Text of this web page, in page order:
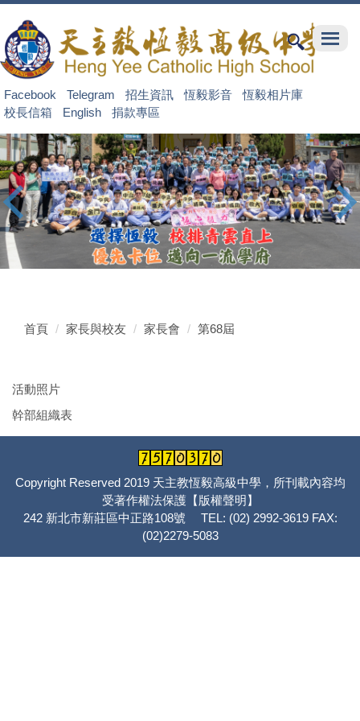
到
主
要
內
容
區
Facebook Telegram 招生資訊 恆毅影音
恆毅相片庫
校長信箱
English 捐款專區
首頁 家長與校友 家長會 第68屆
活動照片
幹部組織表
Copyright Reserved 2019 天主教恆毅高級中學，所刊載內容均
受著作權法保護【版權聲明】
242 新北市新莊區中正路108號 TEL: (02) 2992-3619 FAX:
(02)2279-5083